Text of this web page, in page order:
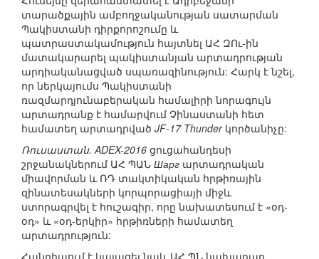
տարածքային ամբողջականության սատարման
Պակիստանի դիրքորոշումը և
պատրաստակամություն հայտնել ԱՀ ԶՈւ-ին
մատակարարել պակիստանյան արտադրության
արդիականացված սպառազինություն: Հարկ է նշել,
որ ներկայումս Պակիստանի
ռազմարդյունաբերական համալիրի նորագույն
արտադրանք է համարվում Չինաստանի հետ
համատեղ արտադրված JF-17 Thunderկործանիչը:
Ռուսաստան. ADEX-2016 ցուցահանդեսի
շրջանակներում ԱՀ ՊԱՆ Шарг արտադրական
միավորման և ՌԴ տակտիկական հրթիռային
զինատեսակների կորպորացիայի միջև
ստորագրվել է հուշագիր, որը նախատեսում է «օդ-
օդ» և «օդ-երկիր» հրթիռների համատեղ
արտադրություն: